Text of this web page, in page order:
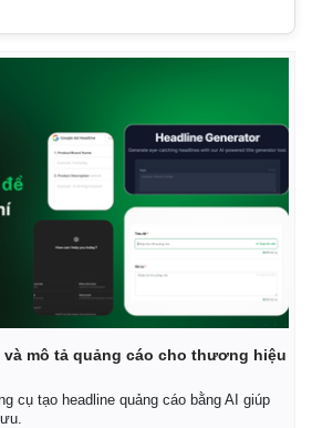
mô tả quảng cáo cho thương hiệu
cụ tạo headline quảng cáo bằng AI giúp